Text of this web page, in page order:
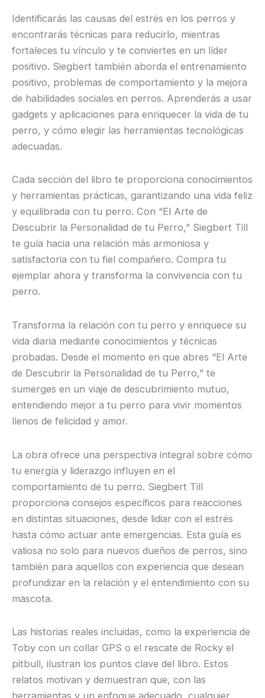
Identificarás las causas del estrés en los perros y
encontrarás técnicas para reducirlo, mientras
fortaleces tu vínculo y te conviertes en un líder
positivo. Siegbert también aborda el entrenamiento
positivo, problemas de comportamiento y la mejora
de habilidades sociales en perros. Aprenderás a usar
gadgets y aplicaciones para enriquecer la vida de tu
perro, y cómo elegir las herramientas tecnológicas
adecuadas.
Cada sección del libro te proporciona conocimientos
y herramientas prácticas, garantizando una vida feliz
y equilibrada con tu perro. Con “El Arte de
Descubrir la Personalidad de tu Perro,” Siegbert Till
te guía hacia una relación más armoniosa y
satisfactoria con tu fiel compañero. Compra tu
ejemplar ahora y transforma la convivencia con tu
perro.
Transforma la relación con tu perro y enriquece su
vida diaria mediante conocimientos y técnicas
probadas. Desde el momento en que abres “El Arte
de Descubrir la Personalidad de tu Perro,” te
sumerges en un viaje de descubrimiento mutuo,
entendiendo mejor a tu perro para vivir momentos
llenos de felicidad y amor.
La obra ofrece una perspectiva integral sobre cómo
tu energía y liderazgo influyen en el
comportamiento de tu perro. Siegbert Till
proporciona consejos específicos para reacciones
en distintas situaciones, desde lidiar con el estrés
hasta cómo actuar ante emergencias. Esta guía es
valiosa no solo para nuevos dueños de perros, sino
también para aquellos con experiencia que desean
profundizar en la relación y el entendimiento con su
mascota.
Las historias reales incluidas, como la experiencia de
Toby con un collar GPS o el rescate de Rocky el
pitbull, ilustran los puntos clave del libro. Estos
relatos motivan y demuestran que, con las